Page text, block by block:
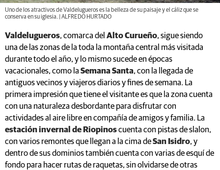
Uno de los atractivos de Valdelugueros es la belleza de su paisaje y el cáliz que se
conserva en su iglesia. | ALFREDO HURTADO
Valdelugueros, comarca del Alto Curueño, sigue siendo
una de las zonas de la toda la montaña central más visitada
durante todo el año, y lo mismo sucede en épocas
vacacionales, como la Semana Santa, con la llegada de
antiguos vecinos y viajeros diarios y fines de semana. La
primera impresión que tiene el visitante es que la zona cuenta
con una naturaleza desbordante para disfrutar con
actividades al aire libre en compañía de amigos y familia. La
estación invernal de Riopinoscuenta con pistas de slalon,
con varios remontes que llegan a la cima deSan Isidro, y
dentro de sus dominios también cuenta con varias de esquí de
fondo para hacer rutas de raquetas, sin olvidarse de otras